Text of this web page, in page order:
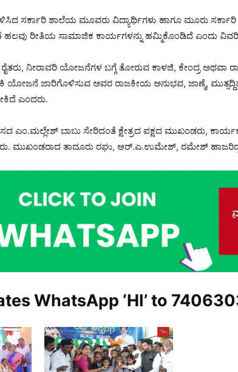
ಸರ್ಕಾರಿ ಶಾಲೆಯ ಮೂವರು ವಿದ್ಯಾರ್ಥಿಗಳು ಹಾಗೂ ಮೂರು
ಹಲವು ರೀತಿಯ ಸಾಮಾಜಿಕ ಕಾರ್ಯಗಳನ್ನು ಹಮ್ಮಿಕೊಂಡಿದೆ ಎಂದು
ನೀರಾವರಿ ಯೋಜನೆಗಳ ಬಗ್ಗೆ ತೋರುವ ಕಾಳಜಿ, ಕೇಂದ್ರ ಅಥವಾ
ಯೋಜನೆ ಜಾರಿಗೊಳಿಸುವ ಅವರ ರಾಜಕೀಯ ಅನುಭವ, ಜಾಣ್ಮೆ,
ಎಂದರು.
ಎಂ.ಮಲ್ಲೇಶ್ ಬಾಬು ಸೇರಿದಂತೆ ಕ್ಷೇತ್ರದ ಪಕ್ಷದ ಮುಖಂಡರು,
ಮುಖಂಡರಾದ ತಾದೂರು ರಘು, ಆರ್.ಎ.ಉಮೇಶ್, ರಮೇಶ್
WhatsApp ‘HI’ to